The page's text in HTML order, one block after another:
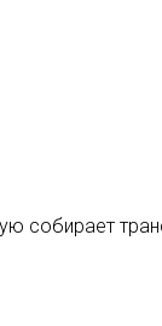
собирает